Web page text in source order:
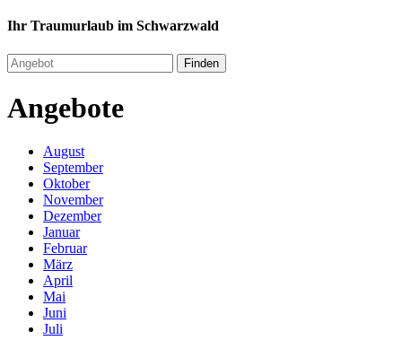
Ihr Traumurlaub im Schwarzwald
Finden
Angebote
August
September
Oktober
November
Dezember
Januar
Februar
März
April
Mai
Juni
Juli